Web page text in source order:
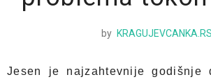
by KRAGUJEVCANKA.RS
Jesen je najzahtevnije godišnje